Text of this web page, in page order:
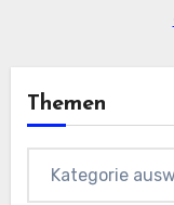
Themen